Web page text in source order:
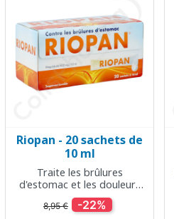
Riopan - 20 sachets de
10 ml
Traite les brûlures
d'estomac et les douleurs
gastriques
8,95 € -22%